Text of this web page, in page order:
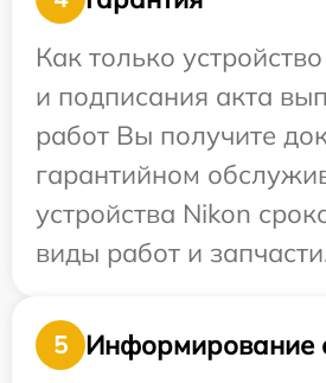
Как только
и подписания акта
работ Вы получите
гарантийном
устройства Nikon
виды работ и
5
Информирование